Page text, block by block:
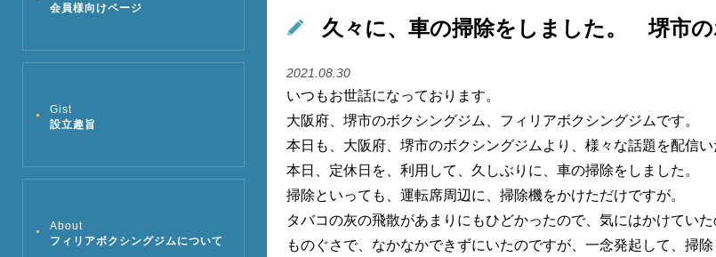
会員様向けページ
Gist
設立趣旨
About
フィリアボクシングジムについて
久々に、車の掃除をしました。 堺市
2021.08.30
いつもお世話になっております。
大阪府、堺市のボクシングジム、フィリアボクシングジムです。
本日も、大阪府、堺市のボクシングジムより、様々な話題を配信い
本日、定休日を、利用して、久しぶりに、車の掃除をしました。
掃除といっても、運転席周辺に、掃除機をかけただけですが。
タバコの灰の飛散があまりにもひどかったので、気にはかけていた
ものぐさで、なかなかできずにいたのですが、一念発起して、掃除